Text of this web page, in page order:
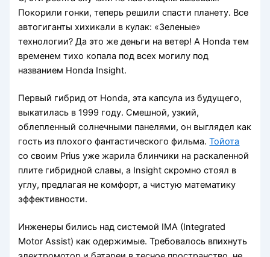
Покорили гонки, теперь решили спасти планету. Все
автогиганты хихикали в кулак: «Зеленые»
технологии? Да это же деньги на ветер! А Honda тем
временем тихо копала под всех могилу под
названием Honda Insight.
Первый гибрид от Honda, эта капсула из будущего,
выкатилась в 1999 году. Смешной, узкий,
облепленный солнечными панелями, он выглядел как
гость из плохого фантастического фильма.Тойота
со своим Prius уже жарила блинчики на раскаленной
плите гибридной славы, а Insight скромно стоял в
углу, предлагая не комфорт, а чистую математику
эффективности.
Инженеры бились над системой IMA (Integrated
Motor Assist) как одержимые. Требовалось впихнуть